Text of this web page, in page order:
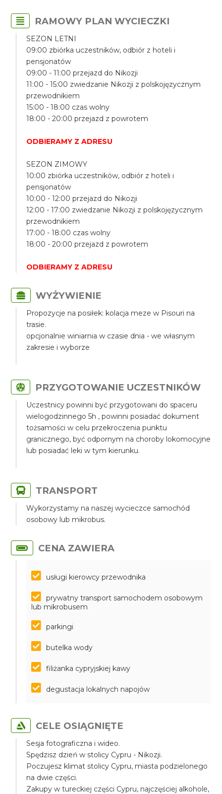
RAMOWY PLAN WYCIECZKI
SEZON LETNI
09:00 zbiórka uczestników, odbiór z hoteli i
pensjonatów
09:00 - 11:00 przejazd do Nikozji
11:00 - 15:00 zwiedzanie Nikozji z polskojęzycznym
przewodnikiem
15:00 - 18:00 czas wolny
18:00 - 20:00 przejazd z powrotem
ODBIERAMY Z ADRESU
SEZON ZIMOWY
10:00 zbiórka uczestników, odbiór z hoteli i
pensjonatów
10:00 - 12:00 przejazd do Nikozji
12:00 - 17:00 zwiedzanie Nikozji z polskojęzycznym
przewodnikiem
17:00 - 18:00 czas wolny
18:00 - 20:00 przejazd z powrotem
ODBIERAMY Z ADRESU
WYŻYWIENIE
Propozycje na posiłek: kolacja meze w Pisouri na
trasie.
opcjonalnie winiarnia w czasie dnia - we własnym
zakresie i wyborze
PRZYGOTOWANIE UCZESTNIKÓW
Uczestnicy powinni być przygotowani do spaceru
wielogodzinnego 5h , powinni posiadać dokument
tożsamości w celu przekroczenia punktu
granicznego, być odpornym na choroby lokomocyjne
lub posiadać leki w tym kierunku.
TRANSPORT
Wykorzystamy na naszej wycieczce samochód
osobowy lub mikrobus.
CENA ZAWIERA
usługi kierowcy przewodnika
prywatny transport samochodem osobowym
lub mikrobusem
parkingi
butelka wody
filiżanka cypryjskiej kawy
degustacja lokalnych napojów
CELE OSIĄGNIĘTE
Sesja fotograficzna i wideo.
Spędzisz dzień w stolicy Cypru - Nikozji.
Poczujesz klimat stolicy Cypru, miasta podzielonego
na dwie części.
Zakupy w tureckiej części Cypru, najczęściej alkohole,